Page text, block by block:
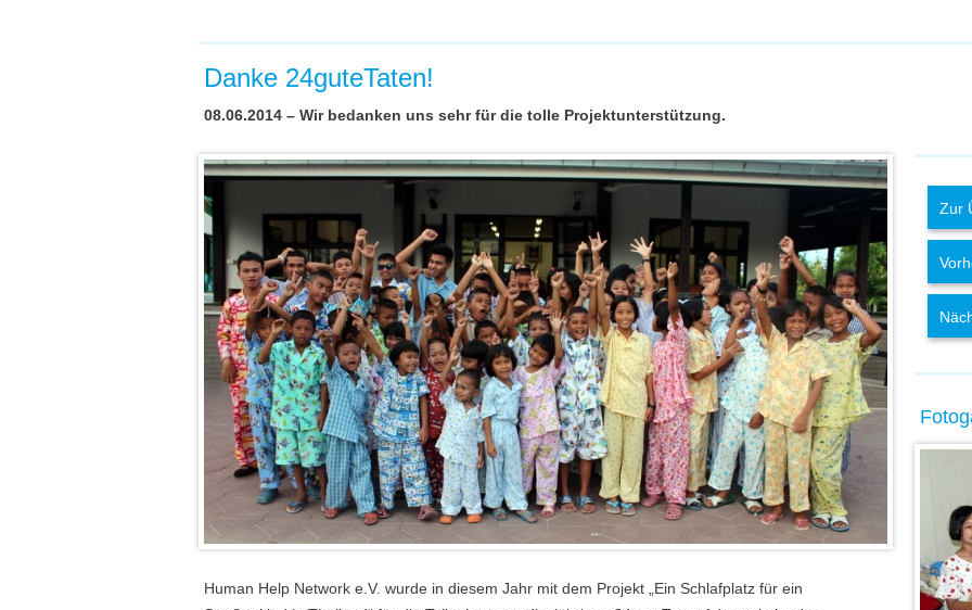
Danke 24guteTaten!
08.06.2014 – Wir bedanken uns sehr für die tolle Projektunterstützung.
Human Help Network e.V. wurde in diesem Jahr mit dem Projekt „Ein Schlafplatz für ein
Zur